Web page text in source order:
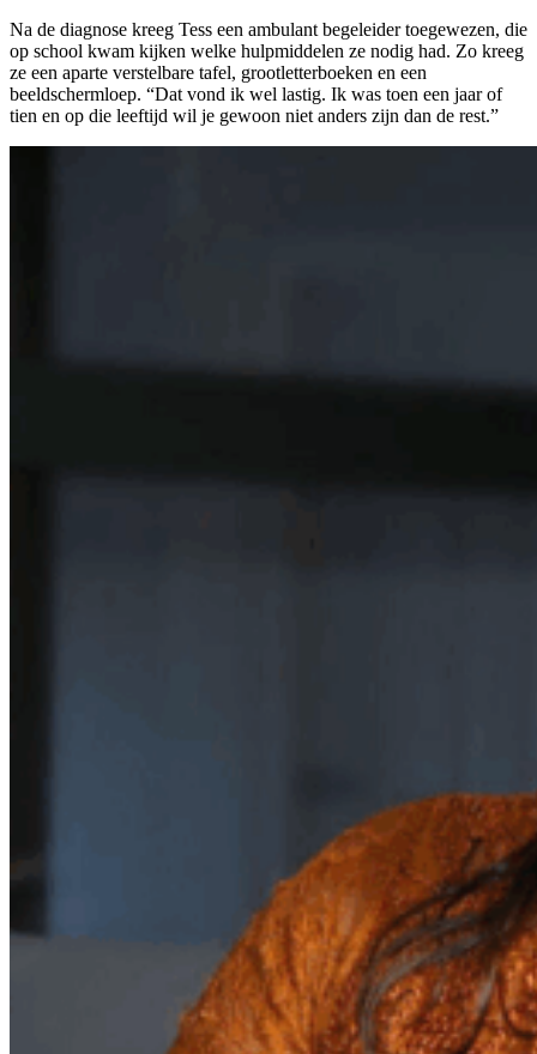
Na de diagnose kreeg Tess een ambulant begeleider toegewezen, die
op school kwam kijken welke hulpmiddelen ze nodig had. Zo kreeg
ze een aparte verstelbare tafel, grootletterboeken en een
beeldschermloep. “Dat vond ik wel lastig. Ik was toen een jaar of
tien en op die leeftijd wil je gewoon niet anders zijn dan de rest.”